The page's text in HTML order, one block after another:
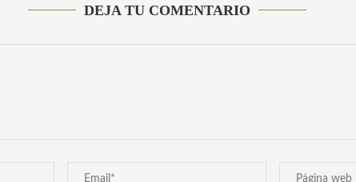
DEJA TU COMENTARIO